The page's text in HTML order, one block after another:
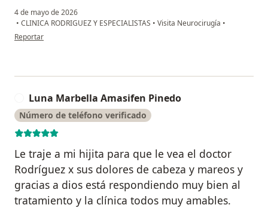
4 de mayo de 2026
• CLINICA RODRIGUEZ Y ESPECIALISTAS • Visita Neurocirugía •
en opinión del usuario Jossy Ishuiza Inga
Reportar
Luna Marbella Amasifen Pinedo
Número de teléfono verificado
Le traje a mi hijita para que le vea el doctor
Rodríguez x sus dolores de cabeza y mareos y
gracias a dios está respondiendo muy bien al
tratamiento y la clínica todos muy amables.